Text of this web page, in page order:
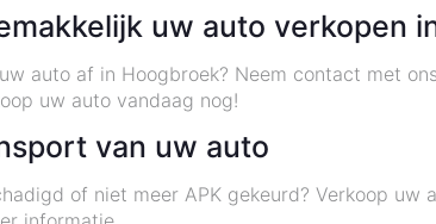
uw auto verkopen
auto af in Hoogbroek? Neem contact met
uw auto vandaag nog!
van uw auto
of niet meer APK gekeurd? Verkoop